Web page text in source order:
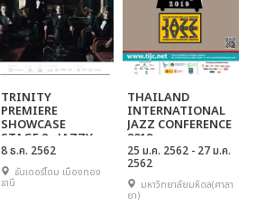
TRINITY
PREMIERE
SHOWCASE
STAGE 2 - JAZZY :
FLY INTO THE
NIGHT WITH YOU
8 ธ.ค. 2562
ธันเดอร์โดม เมืองทอง
ธานี
THAILAND
INTERNATIONAL
JAZZ CONFERENCE
2019
25 ม.ค. 2562 - 27 ม.ค.
2562
มหาวิทยาลัยมหิดล(ศาลา
ยา)